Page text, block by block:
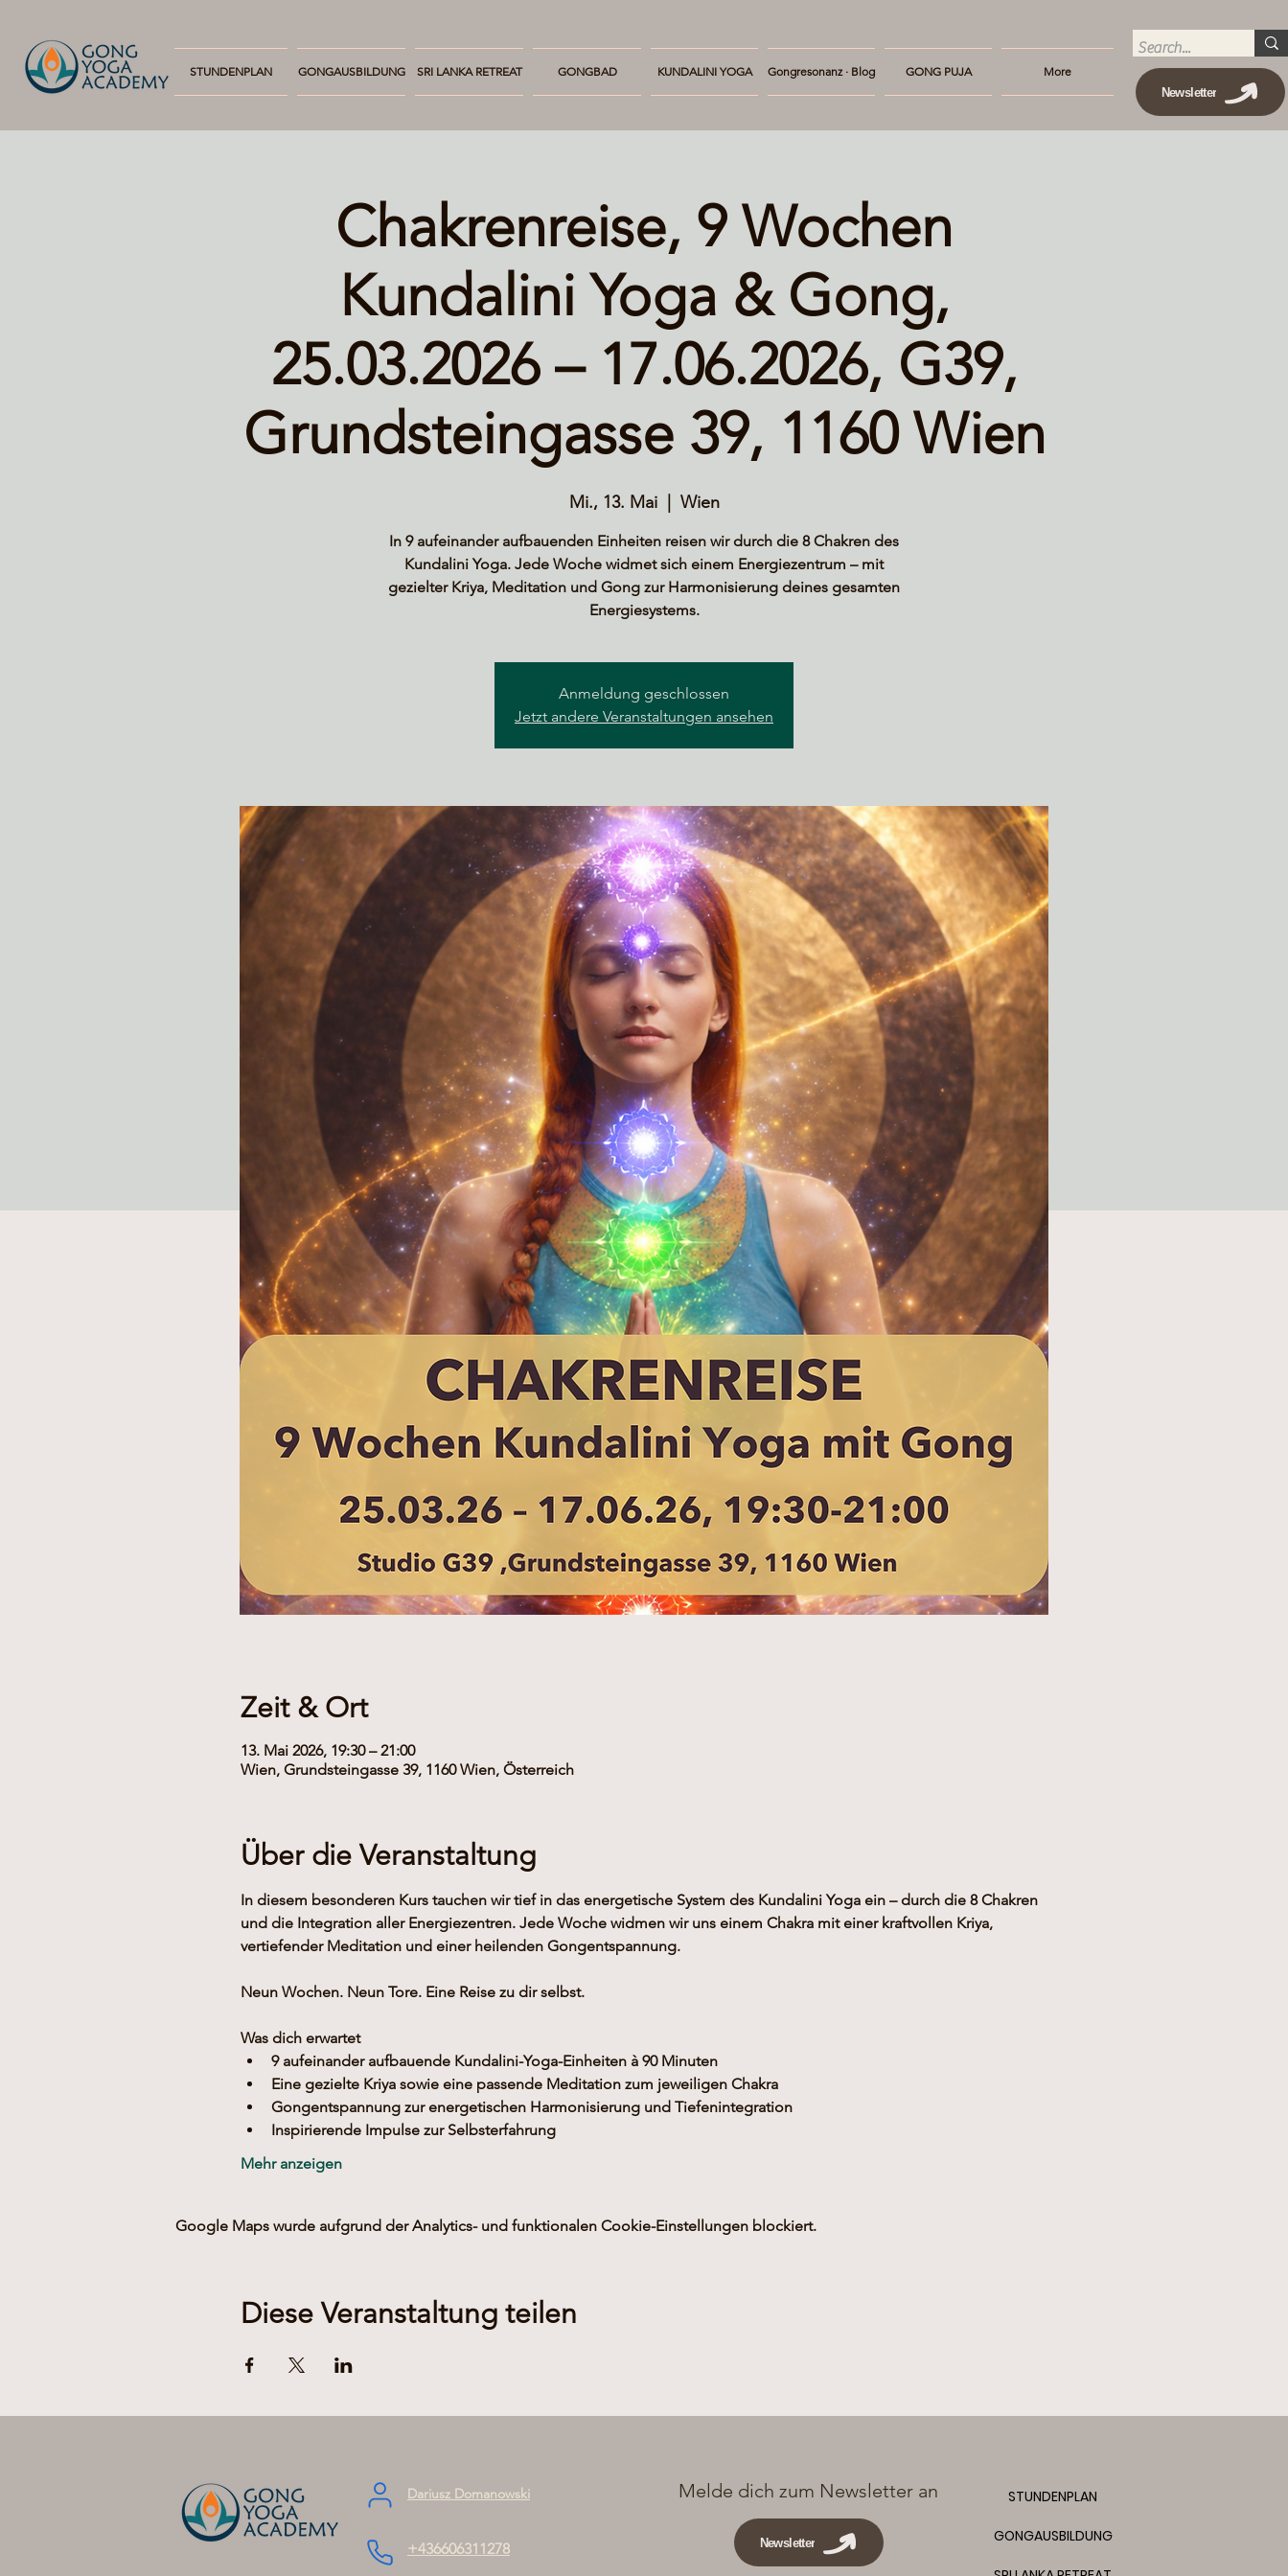
STUNDENPLAN GONGAUSBILDUNG SRI LANKA RETREAT GONGBAD KUNDALINI YOGA Gongresonanz · Blog GONG PUJA
More
Newsletter
Chakrenreise, 9 Wochen
Kundalini Yoga & Gong,
25.03.2026 – 17.06.2026, G39,
Grundsteingasse 39, 1160 Wien
Mi., 13. Mai
  |
Wien
In 9 aufeinander aufbauenden Einheiten reisen wir durch die 8 Chakren des
Kundalini Yoga. Jede Woche widmet sich einem Energiezentrum – mit
gezielter Kriya, Meditation und Gong zur Harmonisierung deines gesamten
Energiesystems.
Anmeldung geschlossen
Jetzt andere Veranstaltungen ansehen
Zeit & Ort
13. Mai 2026, 19:30 – 21:00
Wien, Grundsteingasse 39, 1160 Wien, Österreich
Über die Veranstaltung
In diesem besonderen Kurs tauchen wir tief in das energetische System des Kundalini Yoga ein – durch die 8 Chakren
und die Integration aller Energiezentren. Jede Woche widmen wir uns einem Chakra mit einer kraftvollen Kriya,
vertiefender Meditation und einer heilenden Gongentspannung.
Neun Wochen. Neun Tore. Eine Reise zu dir selbst.
Was dich erwartet
9 aufeinander aufbauende Kundalini-Yoga-Einheiten à 90 Minuten
Eine gezielte Kriya sowie eine passende Meditation zum jeweiligen Chakra
Gongentspannung zur energetischen Harmonisierung und Tiefenintegration
Inspirierende Impulse zur Selbsterfahrung
Mehr anzeigen
Google Maps wurde aufgrund der Analytics- und funktionalen Cookie-Einstellungen blockiert.
Diese Veranstaltung teilen
Dariusz Domanowski
+436606311278
Melde dich zum Newsletter an
Newsletter
STUNDENPLAN
GONGAUSBILDUNG